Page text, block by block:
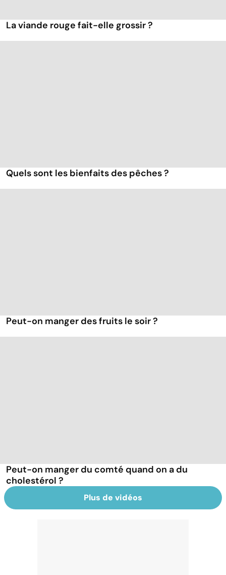
La viande rouge fait-elle grossir ?
Quels sont les bienfaits des pêches ?
Peut-on manger des fruits le soir ?
Peut-on manger du comté quand on a du
cholestérol ?
Plus de vidéos